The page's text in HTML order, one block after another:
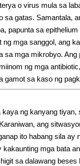
o virus mula sa
gatas. Samantala,
papunta sa
mga sanggol, ang
mga mikrobyo.
ng mga
gamot sa kaso ng
ng kanyang
ang
ito habang sila ay
mga bata
sa dalawang